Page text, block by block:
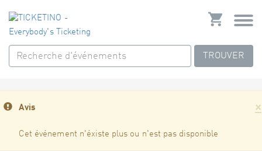
TROUVER
×
Avis
Cet événement n'éxiste plus ou n'est pas disponible